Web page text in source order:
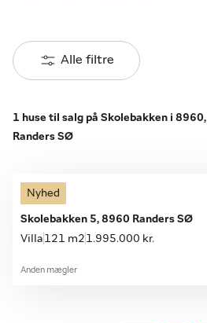
Alle filtre
1 huse til salg på Skolebakken i 8960,
Randers SØ
Nyhed
Skolebakken 5, 8960 Randers SØ
Villa 121 m2 1.995.000 kr.
Anden mægler